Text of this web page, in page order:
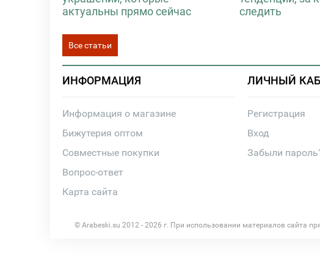
актуальны прямо сейчас
следить
Все статьи
ИНФОРМАЦИЯ
Информация о магазине
Бижутерия оптом
Совместные покупки
Вопрос-ответ
Карта сайта
ЛИЧНЫЙ
Регистрация
Вход
Забыли
© Arabeski.su 2012 - 2026 г. При использовании материалов сайта